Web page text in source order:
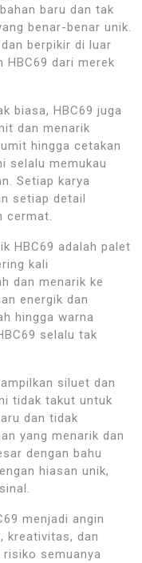
baru dan tak
benar-benar unik.
berpikir di luar
HBC69 dari merek
biasa, HBC69 juga
dan menarik
hingga cetakan
selalu memukau
Setiap karya
setiap detail
cermat.
HBC69 adalah palet
kali
dan menarik ke
energik dan
hingga warna
selalu tak
siluet dan
tidak takut untuk
dan tidak
yang menarik dan
dengan bahu
hiasan unik,
menjadi angin
kreativitas, dan
semuanya